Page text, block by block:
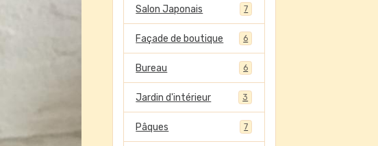
Salon Japonais 7
Façade de boutique 6
Bureau 6
Jardin d'intérieur 3
Pâques 7